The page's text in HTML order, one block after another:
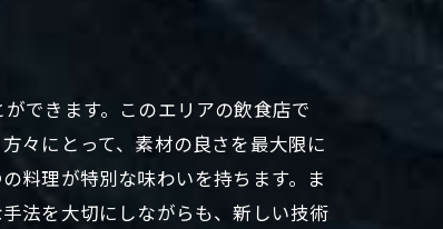
できます。このエリアの飲食店で
々にとって、素材の良さを最大限に
料理が特別な味わいを持ちます。ま
法を大切にしながらも、新しい技術